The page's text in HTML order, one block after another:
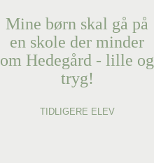
Mine børn skal gå på
en skole der minder
om Hedegård - lille og
tryg!
TIDLIGERE ELEV